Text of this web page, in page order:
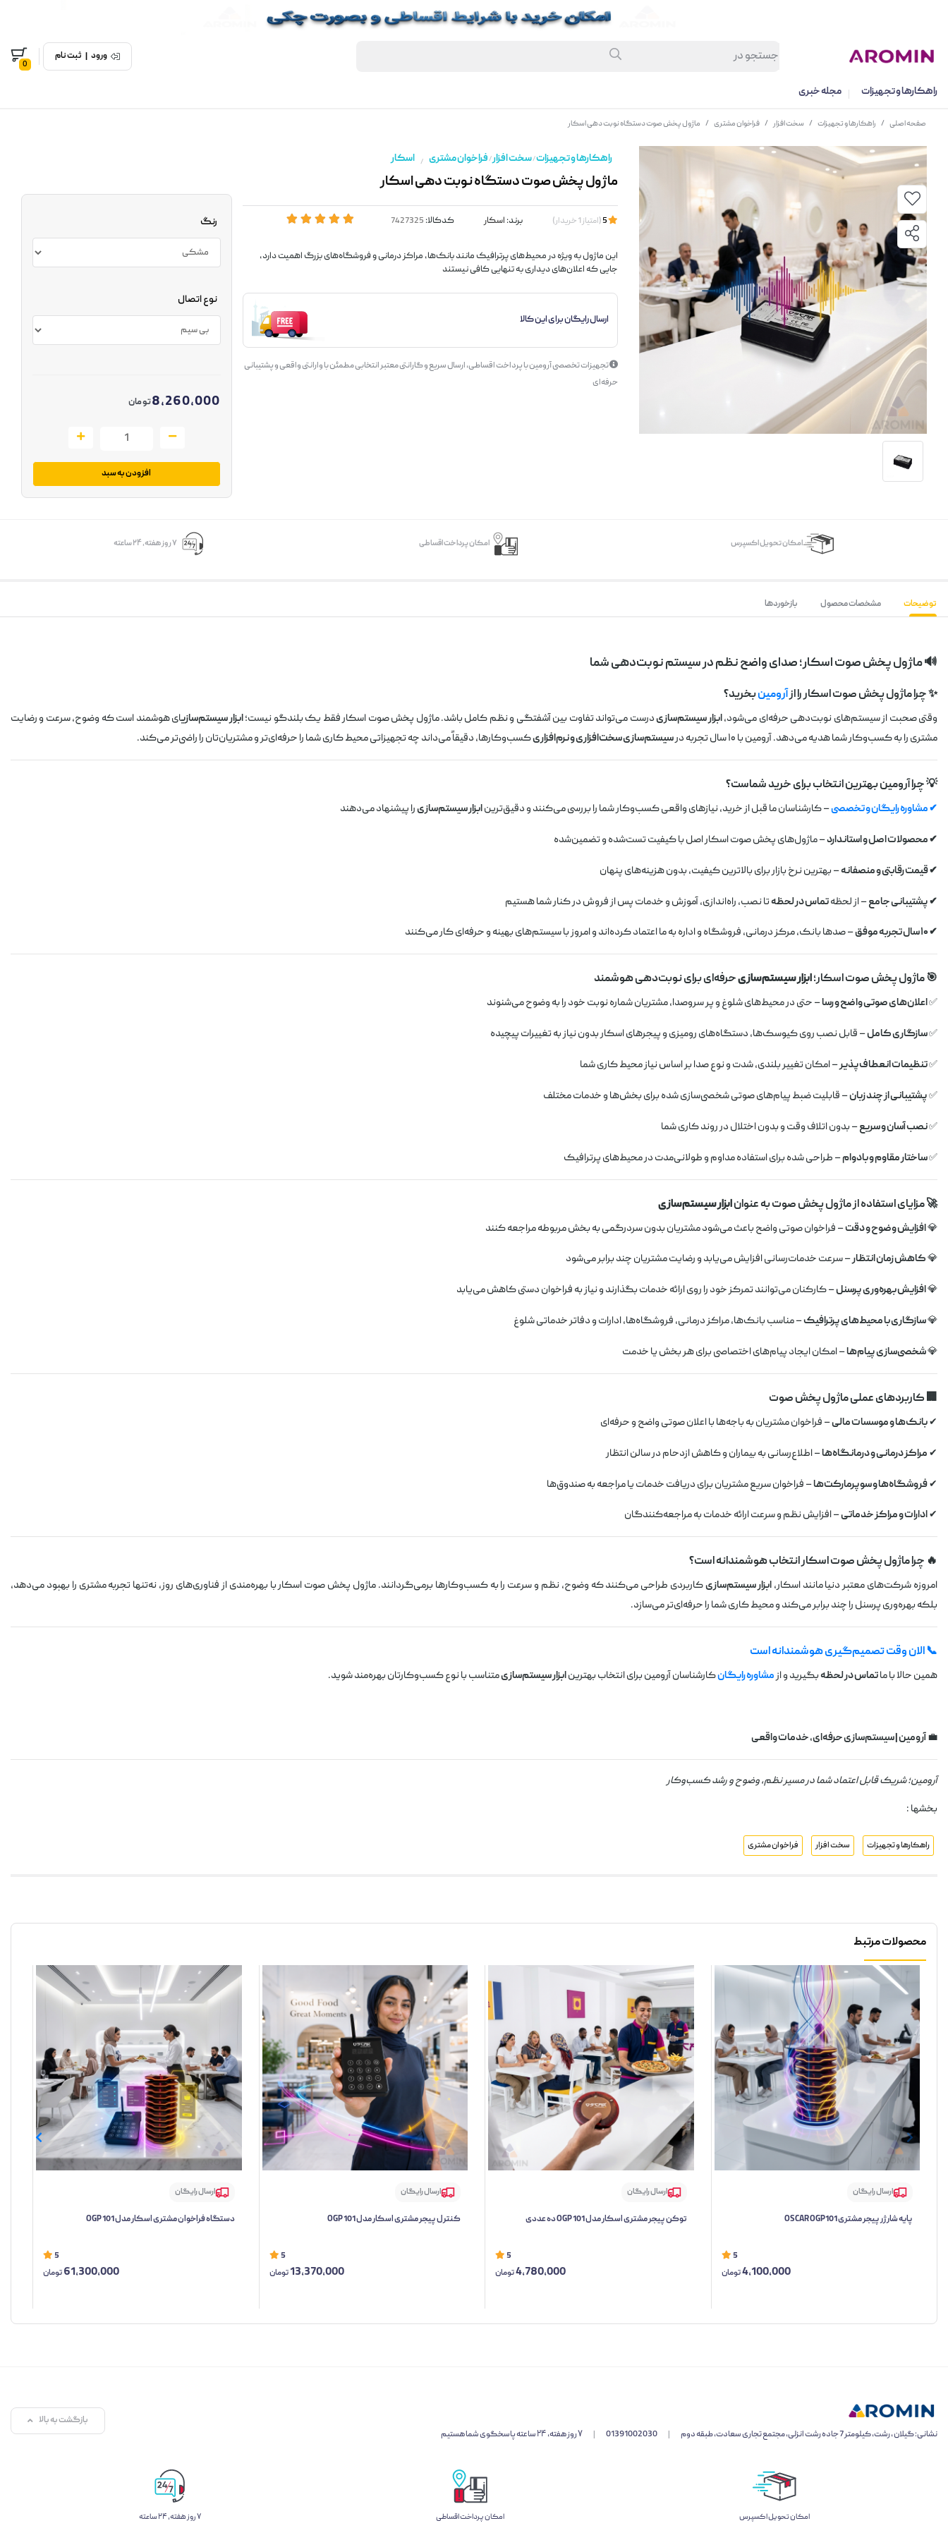
ورود | ثبت نام
0
راهکارها و تجهیزات مجله خبری
صفحه اصلی / راهکارها و تجهیزات / سخت افزار / فراخوان مشتری / ماژول پخش صوت دستگاه نوبت دهی اسکار
راهکارها و تجهیزات/سخت افزار/فراخوان مشتری / اسکار
ماژول پخش صوت دستگاه نوبت دهی اسکار
(امتیاز1خریدار) برند: اسکار کدکالا:
این ماژول به ویژه در محیط‌های پرترافیک مانند بانک‌ها، مراکز درمانی و فروشگاه‌های بزرگ اهمیت دارد،
جایی که اعلان‌های دیداری به تنهایی کافی نیستند
ارسال رایگان برای این کالا
تجهیزات تخصصی آرومین با پرداخت اقساطی، ارسال سریع و گارانتی معتبر انتخابی مطمئن با وارانتی واقعی و پشتیبانی
حرفه‌ای
رنگ
نوع اتصال
8,260,000تومان
افزودن به سبد
اﻣﮑﺎن ﺗﺤﻮﯾﻞ اﮐﺴﭙﺮس امکان پرداخت اقساطی ۷ روز ﻫﻔﺘﻪ، ۲۴ ﺳﺎﻋﺘﻪ
توضیحات مشخصات محصول بازخوردها
🔊 ماژول پخش صوت اسکار؛ صدای واضح نظم در سیستم نوبت‌دهی شما
✨ چرا ماژول پخش صوت اسکار را ازآرومینبخرید؟
وقتی صحبت از سیستم‌های نوبت‌دهی حرفه‌ای می‌شود،ابزار سیستم‌سازیدرست می‌تواند تفاوت بین آشفتگی و نظم کامل باشد. ماژول پخش صوت اسکار فقط یک بلندگو نیست؛ابزار سیستم‌سازیای هوشمند است که وضوح، سرعت و رضایت
مشتری را به کسب‌وکار شما هدیه می‌دهد. آرومین با ۱۰ سال تجربه در
سیستم‌سازی سخت‌افزاری و نرم‌افزاریکسب‌وکارها، دقیقاً می‌داند چه تجهیزاتی محیط کاری شما را حرفه‌ای‌تر و مشتریان‌تان را راضی‌تر می‌کند.
💡 چرا آرومین بهترین انتخاب برای خرید شماست؟
✔ مشاوره رایگان و تخصصی– کارشناسان ما قبل از خرید، نیازهای واقعی کسب‌وکار شما را بررسی می‌کنند و دقیق‌ترینابزار سیستم‌سازیرا پیشنهاد می‌دهند
✔ محصولات اصل و استاندارد– ماژول‌های پخش صوت اسکار اصل با کیفیت تست‌شده و تضمین‌شده
✔ قیمت رقابتی و منصفانه– بهترین نرخ بازار برای بالاترین کیفیت، بدون هزینه‌های پنهان
✔ پشتیبانی جامع– از لحظهتماس در لحظهتا نصب، راه‌اندازی، آموزش و خدمات پس از فروش در کنار شما هستیم
✔ ۱۰ سال تجربه موفق – صدها بانک، مرکز درمانی، فروشگاه و اداره به ما اعتماد کرده‌اند و امروز با سیستم‌های بهینه و حرفه‌ای کار می‌کنند
🎯 ماژول پخش صوت اسکار؛ابزار سیستم‌سازیحرفه‌ای برای نوبت‌دهی هوشمند
✅اعلان‌های صوتی واضح و رسا– حتی در محیط‌های شلوغ و پر سروصدا، مشتریان شماره نوبت خود را به وضوح می‌شنوند
✅سازگاری کامل– قابل نصب روی کیوسک‌ها، دستگاه‌های رومیزی و پیجرهای اسکار بدون نیاز به تغییرات پیچیده
✅تنظیمات انعطاف‌پذیر– امکان تغییر بلندی، شدت و نوع صدا بر اساس نیاز محیط کاری شما
✅پشتیبانی از چند زبان– قابلیت ضبط پیام‌های صوتی شخصی‌سازی شده برای بخش‌ها و خدمات مختلف
✅نصب آسان و سریع– بدون اتلاف وقت و بدون اختلال در روند کاری شما
✅ساختار مقاوم و بادوام– طراحی شده برای استفاده مداوم و طولانی‌مدت در محیط‌های پرترافیک
🚀 مزایای استفاده از ماژول پخش صوت به عنوانابزار سیستم‌سازی
💎افزایش وضوح و دقت– فراخوان صوتی واضح باعث می‌شود مشتریان بدون سردرگمی به بخش مربوطه مراجعه کنند
💎کاهش زمان انتظار– سرعت خدمات‌رسانی افزایش می‌یابد و رضایت مشتریان چند برابر می‌شود
💎افزایش بهره‌وری پرسنل– کارکنان می‌توانند تمرکز خود را روی ارائه خدمات بگذارند و نیاز به فراخوان دستی کاهش می‌یابد
💎سازگاری با محیط‌های پرترافیک– مناسب بانک‌ها، مراکز درمانی، فروشگاه‌ها، ادارات و دفاتر خدماتی شلوغ
💎شخصی‌سازی پیام‌ها– امکان ایجاد پیام‌های اختصاصی برای هر بخش یا خدمت
🏢 کاربردهای عملی ماژول پخش صوت
✔بانک‌ها و موسسات مالی– فراخوان مشتریان به باجه‌ها با اعلان صوتی واضح و حرفه‌ای
✔ مراکز درمانی و درمانگاه‌ها– اطلاع‌رسانی به بیماران و کاهش ازدحام در سالن انتظار
✔فروشگاه‌ها و سوپرمارکت‌ها– فراخوان سریع مشتریان برای دریافت خدمات یا مراجعه به صندوق‌ها
✔ادارات و مراکز خدماتی– افزایش نظم و سرعت ارائه خدمات به مراجعه‌کنندگان
🔥 چرا ماژول پخش صوت اسکار انتخاب هوشمندانه است؟
امروزه شرکت‌های معتبر دنیا مانند اسکار،ابزار سیستم‌سازیکاربردی طراحی می‌کنند که وضوح، نظم و سرعت را به کسب‌وکارها برمی‌گردانند. ماژول پخش صوت اسکار با بهره‌مندی از فناوری‌های روز، نه‌تنها تجربه مشتری را بهبود می‌دهد،
بلکه بهره‌وری پرسنل را چند برابر می‌کند و محیط کاری شما را حرفه‌ای‌تر می‌سازد.
📞 الان وقت تصمیم‌گیری هوشمندانه است
همین حالا با ماتماس در لحظهبگیرید و ازمشاوره رایگانکارشناسان آرومین برای انتخاب بهترینابزار سیستم‌سازیمتناسب با نوع کسب‌وکارتان بهره‌مند شوید.
💼 آرومین | سیستم‌سازی حرفه‌ای، خدمات واقعی
آرومین؛ شریک قابل اعتماد شما در مسیر نظم، وضوح و رشد کسب‌وکار
بخشها :
راهکارها و تجهیزات سخت افزار فراخوان مشتری
محصولات مرتبط
ارسال رایگان
پایه شارژر پیجر مشتری OSCAR OGP101
5
4,100,000تومان
ارسال رایگان
توکن پیجر مشتری اسکار مدل OGP 101 ده عددی
5
4,780,000تومان
ارسال رایگان
کنترل پیجر مشتری اسکار مدل OGP 101
5
13,370,000 تومان
ارسال رایگان
دستگاه فراخوان مشتری اسکار مدل OGP 101
5
61,300,000تومان
نشانی: گیلان ، رشت، کیلومتر 7 جاده رشت انزلی، مجتمع تجاری سعادت، طبقه دوم |
01391002030
| ۷ روز هفته، ۲۴ ساعته پاسخگوی شما هستیم
بازگشت به بالا
اﻣﮑﺎن ﺗﺤﻮﯾﻞ اﮐﺴﭙﺮس امکان پرداخت اقساطی ۷ روز ﻫﻔﺘﻪ، ۲۴ ﺳﺎﻋﺘﻪ